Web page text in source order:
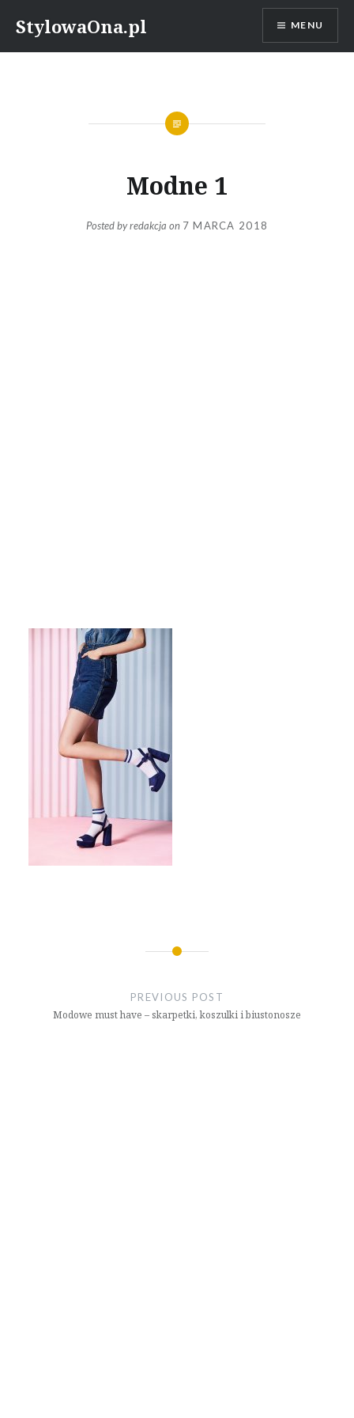
content
StylowaOna.pl MENU
Modne 1
Posted byredakcja on 7 MARCA 2018
PREVIOUS POST
Modowe must have – skarpetki, koszulki i biustonosze